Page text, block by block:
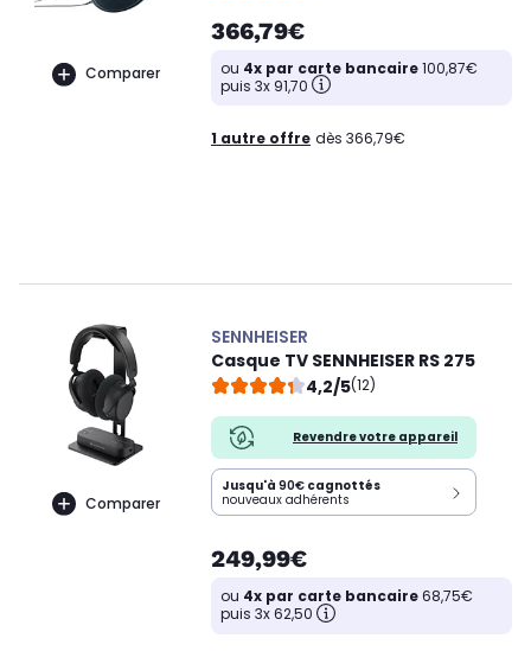
Comparer
366,79€
ou 4x par carte bancaire100,87€
puis 3x 91,70
1 autre offre dès 366,79€
Comparer
SENNHEISER
Casque TV SENNHEISER RS 275
4,2/5(12)
Revendre votre appareil
Jusqu'à 90€ cagnottés
nouveaux adhérents
249,99€
ou 4x par carte bancaire68,75€
puis 3x 62,50